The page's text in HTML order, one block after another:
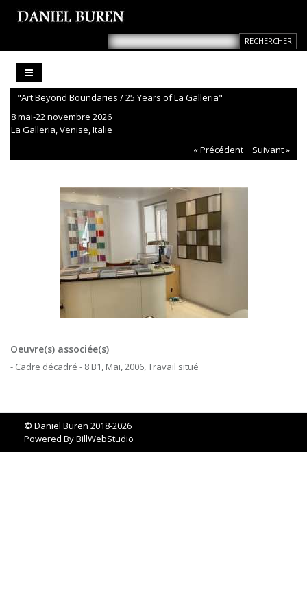
"Art Beyond Boundaries / 25 Years of La Galleria"
8 mai-22 novembre 2026
La Galleria, Venise, Italie
« Précédent
Suivant »
Oeuvre(s) associée(s)
- Cadre décadré - 8 B1, Mai, 2006, Travail situé
© Daniel Buren 2018-2026
Powered ByBillWebStudio